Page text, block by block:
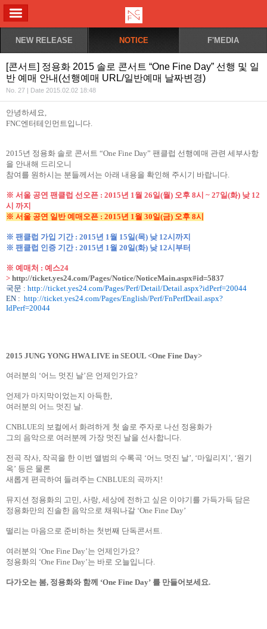
NEW RELEASE NOTICE F'MEDIA
[콘서트] 정용화 2015 솔로 콘서트 “One Fine Day” 선행 및 일
반 예매 안내(선행예매 URL/일반예매 날짜변경)
No. 27 | Date 2015.02.02 18:48
안녕하세요,
FNC엔터테인먼트입니다.
2015년 정용화 솔로 콘서트 “One Fine Day” 팬클럽 선행예매 관련 세부사항
을 안내해 드리오니
참여를 원하시는 분들께서는 아래 내용을 확인해 주시기 바랍니다.
※ 서울 공연 팬클럽 선오픈 : 2015년 1월 26일(월 ) 오후 8시 ~ 27일(화) 낮12
시 까지
※ 서울 공연 일반 예매오픈 : 2015년 1월 30일(금) 오후 8시
※ 팬클럽 가입 기간: 2015년 1월 15일(목) 낮12시까지
※ 팬클럽 인증 기간: 2015년 1월 20일(화) 낮12시부터
※ 예매처 : 예스24
> http://ticket.yes24.com/Pages/Notice/NoticeMain.aspx#id=5837
국문 : http://ticket.yes24.com/Pages/Perf/Detail/Detail.aspx?idPerf=20044
EN : http://ticket.yes24.com/Pages/English/Perf/FnPerfDeail.aspx?
IdPerf=20044
2015 JUNG YONG HWA LIVE in SEOUL <One Fine Day>
여러분의 ‘어느 멋진 날’은 언제인가요?
언제가 마지막이었는지 아득한,
여러분의 어느 멋진 날.
CNBLUE의 보컬에서 화려하게 첫 솔로 주자로 나선 정용화가
그의 음악으로 여러분께 가장 멋진 날을 선사합니다.
전곡 작사, 작곡을 한 이번 앨범의 수록곡 ‘어느 멋진 날’, ‘마일리지’, ‘원기
옥’ 등은 물론
새롭게 편곡하여 들려주는 CNBLUE의 곡까지 !
뮤지션 정용화의 고민 , 사랑, 세상에 전하고 싶은 이야기를 가득가득 담은
정용화만의 진솔한 음악으로 채워나갈 ‘One Fine Day’
떨리는 마음으로 준비하는 첫번째 단독콘서트.
여러분의 ‘One Fine Day’는 언제인가요?
정용화의 ‘One Fine Day’는 바로 오늘입니다.
다가오는 봄, 정용화와 함께 ‘One Fine Day’ 를 만들어보세요.